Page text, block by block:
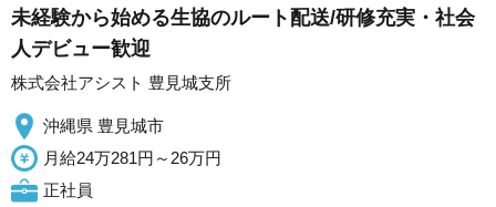
未経験から始める生協のルート配送/研修充実・社会
人デビュー歓迎
株式会社アシスト 豊見城支所
沖縄県 豊見城市
月給24万281円～26万円
正社員